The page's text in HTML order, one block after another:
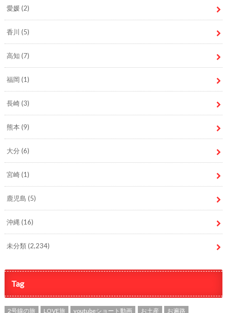
愛媛(2)
香川 (5)
高知 (7)
福岡 (1)
長崎(3)
熊本 (9)
大分 (6)
宮崎(1)
鹿児島 (5)
沖縄(16)
未分類(2,234)
Tag
2号線の旅 LOVE旅 youtubeショート動画 お土産 お遍路